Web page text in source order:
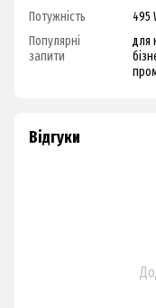
Потужність
495
Популярні
запити
для
Відгуки